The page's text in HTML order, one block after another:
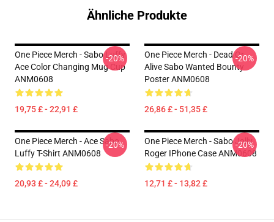
Ähnliche Produkte
One Piece Merch - Sabo Luffy
Ace Color Changing Mug Cup
ANM0608
19,75 £ - 22,91 £
-20%
One Piece Merch - Dead Or
Alive Sabo Wanted Bounty
Poster ANM0608
26,86 £ - 51,35 £
-20%
One Piece Merch - Ace Sabo
Luffy T-Shirt ANM0608
20,93 £ - 24,09 £
-20%
One Piece Merch - Sabo Jolly
Roger IPhone Case ANM0608
12,71 £ - 13,82 £
-20%